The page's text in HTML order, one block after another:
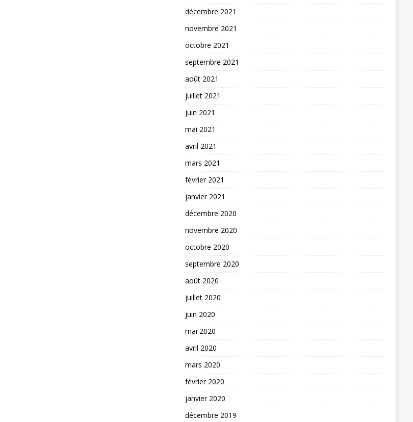
décembre 2021
novembre 2021
octobre 2021
septembre 2021
août 2021
juillet 2021
juin 2021
mai 2021
avril 2021
mars 2021
février 2021
janvier 2021
décembre 2020
novembre 2020
octobre 2020
septembre 2020
août 2020
juillet 2020
juin 2020
mai 2020
avril 2020
mars 2020
février 2020
janvier 2020
décembre 2019